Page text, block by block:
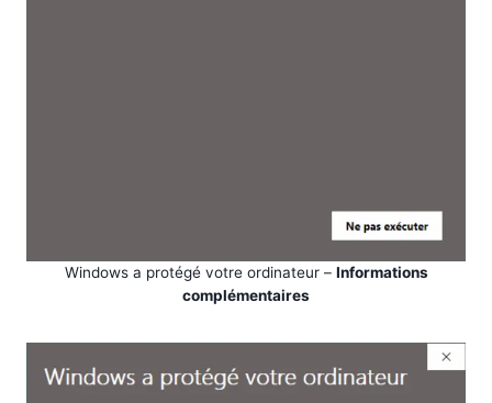
Windows a protégé votre ordinateur – Informations
complémentaires